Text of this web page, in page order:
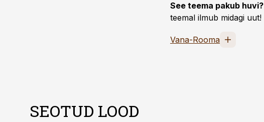
See teema pakub huvi?
teemal ilmub midagi uut!
Vana-Rooma
SEOTUD LOOD